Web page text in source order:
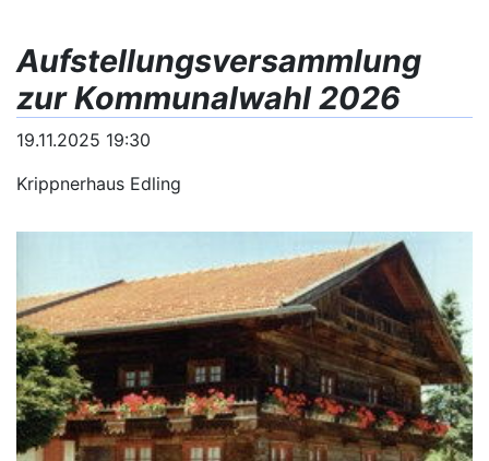
Aufstellungsversammlung
zur Kommunalwahl 2026
19.11.2025 19:30
Krippnerhaus Edling